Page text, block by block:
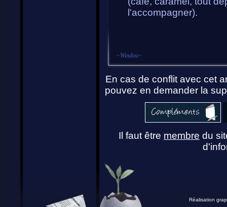
l'accompagner).
~Windou~
En cas de conflit avec cet
pouvez en demander la
Il faut être membre du
Réalisation